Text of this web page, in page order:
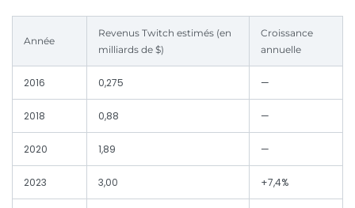
Année
Revenus Twitch estimés (en
milliards de $)
Croissance
annuelle
2016 0,275 —
2018 0,88 —
2020 1,89 —
2023 3,00 +7,4%